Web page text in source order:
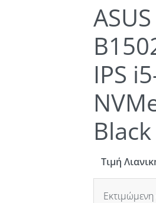
IPS
Black
Τιμή